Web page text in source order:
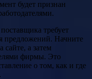
будет признан
требует
предложений. Начните
а затем
фирмы. Это
о том, как и где